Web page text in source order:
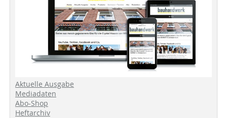
Aktuelle Ausgabe
Mediadaten
Abo-Shop
Heftarchiv